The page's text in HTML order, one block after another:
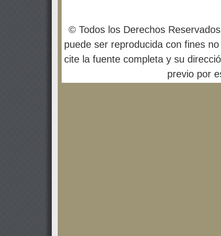
© Todos los Derechos
puede ser reproducida con fines
cite la fuente completa y su
previo por